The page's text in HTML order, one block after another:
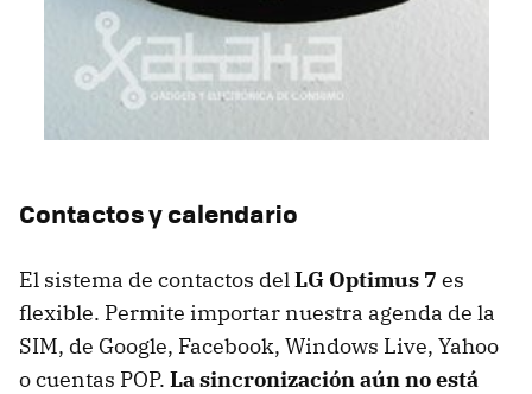
Contactos y calendario
El sistema de contactos delLG Optimus 7 es
flexible. Permite importar nuestra agenda de la
SIM, de Google, Facebook, Windows Live, Yahoo
o cuentas POP. La sincronización aún no está